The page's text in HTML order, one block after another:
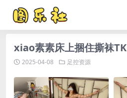
xiao素素床上捆住撕袜TK
2025-04-08 足控资源